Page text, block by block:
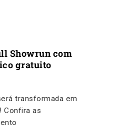
Showrun com
gratuito
transformada em
Confira as